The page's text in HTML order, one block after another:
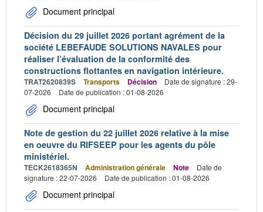
Document principal
Décision du 29 juillet 2026 portant agrément de la
société LEBEFAUDE SOLUTIONS NAVALES pour
réaliser l’évaluation de la conformité des
constructions flottantes en navigation intérieure.
TRAT2620839S Transports Décision
Date de signature : 29-
07-2026
Date de publication : 01-08-2026
Document principal
Note de gestion du 22 juillet 2026 relative à la mise
en oeuvre du RIFSEEP pour les agents du pôle
ministériel.
TECK2618365N Administration générale Note
Date de
signature : 22-07-2026
Date de publication : 01-08-2026
Document principal